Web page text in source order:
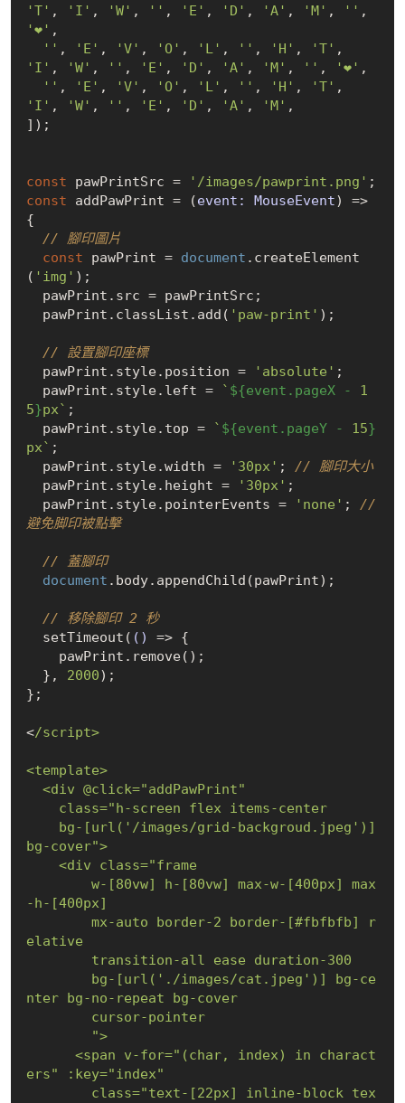
'T' , 'I' , 'W' , '' , 'E' , 'D' , 'A' , 'M' , ''
'❤' ,
'' , 'E' , 'V' , 'O' , 'L' , '' , 'H' , 'T'
'I' , 'W' , '' , 'E' , 'D' , 'A' , 'M' , '' , '❤' ,
'' , 'E' , 'V' , 'O' , 'L' , '' , 'H' , 'T'
'I' , 'W' , '' , 'E' , 'D' , 'A' , 'M' ,
]);
const pawPrintSrc = '/images/pawprint.png'
const addPawPrint = (event: MouseEvent) =>
{
// 腳印圖片
const pawPrint = document .createElement
( 'img' );
  pawPrint.classList.add(
'paw-print' );
// 設置腳印座標
  pawPrint.style.position =
'absolute' ;
  pawPrint.style.left =
` ${event.pageX - 1
5}px` ;
  pawPrint.style.top =
` ${event.pageY - 15}
px` ;
  pawPrint.style.width =
'30px' ; // 腳印大小
  pawPrint.style.height =
'30px' ;
  pawPrint.style.pointerEvents =
'none' ; //
避免脚印被點擊
// 蓋腳印
document .body.appendChild(pawPrint);
// 移除腳印 2 秒
  setTimeout(
() => {
  },
2000);
};
</script>
<template>
bg-cover">
-h-[400px]
elative
nter bg-no-repeat bg-cover
ers" :key="index"